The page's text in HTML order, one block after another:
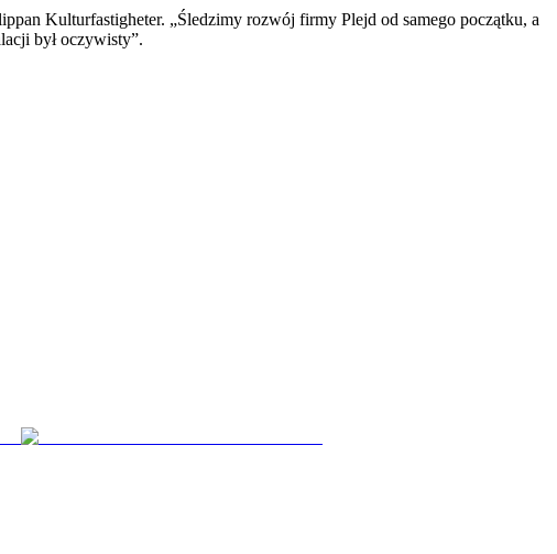
Kulturfastigheter. „Śledzimy rozwój firmy Plejd od samego początku, a
był oczywisty”.